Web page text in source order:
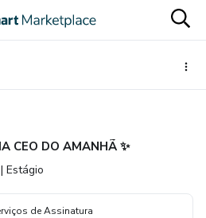
CEO DO AMANHÃ ✨
Estágio
de Assinatura